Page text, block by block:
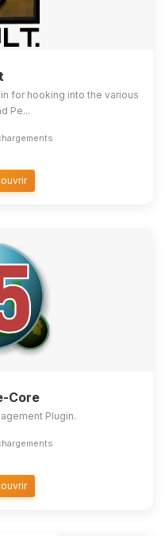
for hooking into the various
Pe...
Core
Plugin.